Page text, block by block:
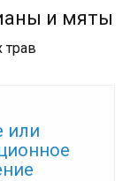
и мяты
трав
или